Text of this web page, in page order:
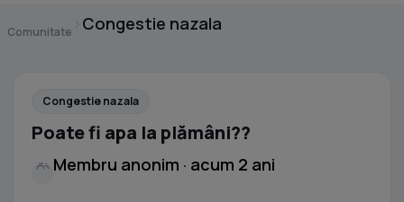
Comunitate Congestie nazala
Congestie nazala
Poate fi apa la plămâni??
Membru anonim · acum 2 ani